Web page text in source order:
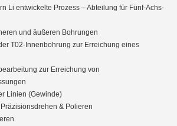
Li entwickelte Prozess – Abteilung für Fünf-Achs-
und äußeren Bohrungen
T02-Innenbohrung zur Erreichung eines
zur Erreichung von
Linien (Gewinde)
& Polieren